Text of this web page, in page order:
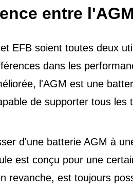
entre
EFB soient toutes deux
dans les
l'AGM est une
de supporter tous les
d'une batterie AGM à
est conçu pour une
revanche, est toujours